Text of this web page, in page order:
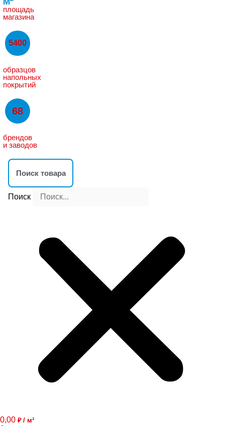
площадь
магазина
5400
образцов
напольных
покрытий
68
брендов
и заводов
Поиск
0,00 ₽ / м²